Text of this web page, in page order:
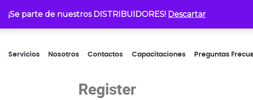
¡Se parte de nuestros DISTRIBUIDORES! Descartar
Servicios Nosotros Contactos Capacitaciones Preguntas
Register